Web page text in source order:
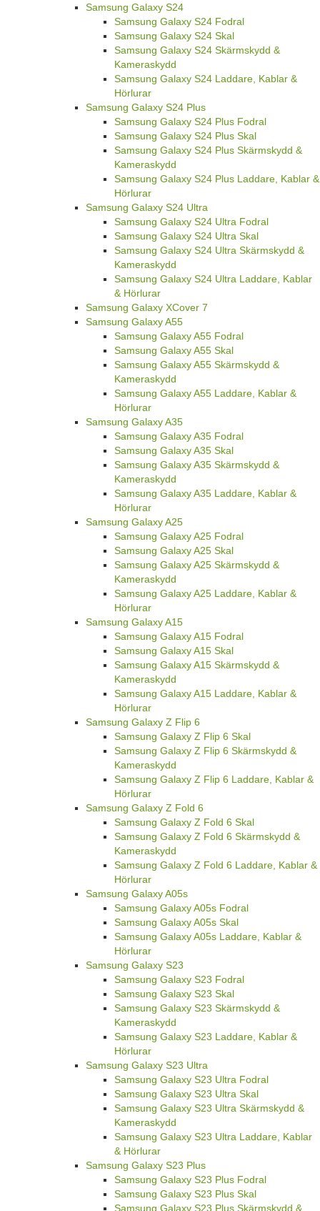
Samsung Galaxy S24
Samsung Galaxy S24 Fodral
Samsung Galaxy S24 Skal
Samsung Galaxy S24 Skärmskydd &
Kameraskydd
Samsung Galaxy S24 Laddare, Kablar &
Hörlurar
Samsung Galaxy S24 Plus
Samsung Galaxy S24 Plus Fodral
Samsung Galaxy S24 Plus Skal
Samsung Galaxy S24 Plus Skärmskydd &
Kameraskydd
Samsung Galaxy S24 Plus Laddare, Kablar &
Hörlurar
Samsung Galaxy S24 Ultra
Samsung Galaxy S24 Ultra Fodral
Samsung Galaxy S24 Ultra Skal
Samsung Galaxy S24 Ultra Skärmskydd &
Kameraskydd
Samsung Galaxy S24 Ultra Laddare, Kablar
& Hörlurar
Samsung Galaxy XCover 7
Samsung Galaxy A55
Samsung Galaxy A55 Fodral
Samsung Galaxy A55 Skal
Samsung Galaxy A55 Skärmskydd &
Kameraskydd
Samsung Galaxy A55 Laddare, Kablar &
Hörlurar
Samsung Galaxy A35
Samsung Galaxy A35 Fodral
Samsung Galaxy A35 Skal
Samsung Galaxy A35 Skärmskydd &
Kameraskydd
Samsung Galaxy A35 Laddare, Kablar &
Hörlurar
Samsung Galaxy A25
Samsung Galaxy A25 Fodral
Samsung Galaxy A25 Skal
Samsung Galaxy A25 Skärmskydd &
Kameraskydd
Samsung Galaxy A25 Laddare, Kablar &
Hörlurar
Samsung Galaxy A15
Samsung Galaxy A15 Fodral
Samsung Galaxy A15 Skal
Samsung Galaxy A15 Skärmskydd &
Kameraskydd
Samsung Galaxy A15 Laddare, Kablar &
Hörlurar
Samsung Galaxy Z Flip 6
Samsung Galaxy Z Flip 6 Skal
Samsung Galaxy Z Flip 6 Skärmskydd &
Kameraskydd
Samsung Galaxy Z Flip 6 Laddare, Kablar &
Hörlurar
Samsung Galaxy Z Fold 6
Samsung Galaxy Z Fold 6 Skal
Samsung Galaxy Z Fold 6 Skärmskydd &
Kameraskydd
Samsung Galaxy Z Fold 6 Laddare, Kablar &
Hörlurar
Samsung Galaxy A05s
Samsung Galaxy A05s Fodral
Samsung Galaxy A05s Skal
Samsung Galaxy A05s Laddare, Kablar &
Hörlurar
Samsung Galaxy S23
Samsung Galaxy S23 Fodral
Samsung Galaxy S23 Skal
Samsung Galaxy S23 Skärmskydd &
Kameraskydd
Samsung Galaxy S23 Laddare, Kablar &
Hörlurar
Samsung Galaxy S23 Ultra
Samsung Galaxy S23 Ultra Fodral
Samsung Galaxy S23 Ultra Skal
Samsung Galaxy S23 Ultra Skärmskydd &
Kameraskydd
Samsung Galaxy S23 Ultra Laddare, Kablar
& Hörlurar
Samsung Galaxy S23 Plus
Samsung Galaxy S23 Plus Fodral
Samsung Galaxy S23 Plus Skal
Samsung Galaxy S23 Plus Skärmskydd &